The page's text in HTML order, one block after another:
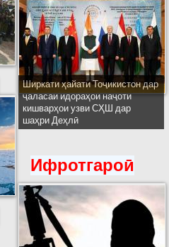
Ширкати ҳайати Тоҷикистон дар
ҷаласаи идораҳои наҷоти
кишварҳои узви СҲШ дар
шаҳри Деҳлӣ
Ифротгароӣ